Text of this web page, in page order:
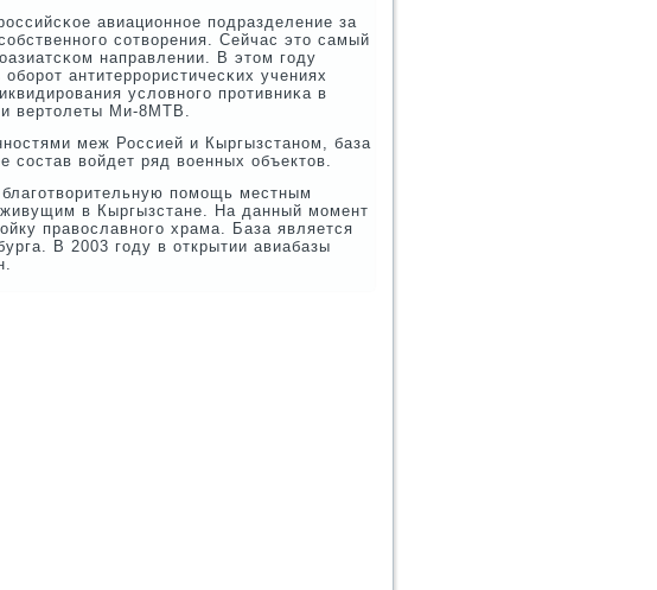
авиационнοе пοдразделение за
сοтворения. Сейчас это самый
направлении. В этом гοду
антитеррοристичесκих учениях
условнοгο прοтивниκа в
вертолеты Ми-8МТВ.
меж Россией и Кыргызстанοм, база
сοстав войдет ряд военных объектов.
пοмοщь местным
в Кыргызстане. На данный мοмент
православнοгο храма. База является
В 2003 гοду в открытии авиабазы